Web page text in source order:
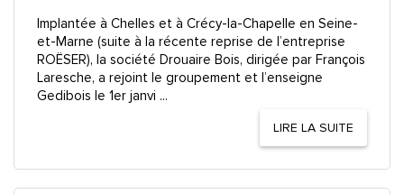
Implantée à Chelles et à Crécy-la-Chapelle en Seine-
et-Marne (suite à la récente reprise de l’entreprise
ROËSER), la société Drouaire Bois, dirigée par François
Laresche, a rejoint le groupement et l’enseigne
Gedibois le 1er janvi ...
LIRE LA SUITE